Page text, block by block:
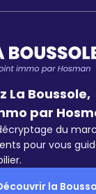
La Boussole,
par
du
pour vous
la